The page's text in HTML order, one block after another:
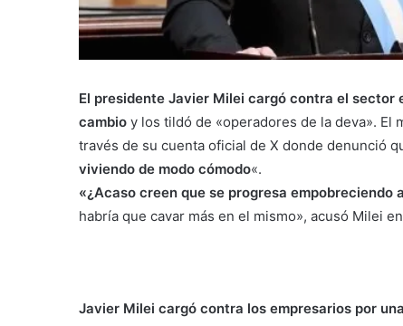
El presidente Javier Milei cargó contra el sector
cambio y los tildó de «operadores de la deva».
través de su cuenta oficial de X donde denunció
viviendo de modo cómodo«.
«¿Acaso creen que se progresa empobreciendo
habría que cavar más en el mismo», acusó Milei
Javier Milei cargó contra los empresarios por